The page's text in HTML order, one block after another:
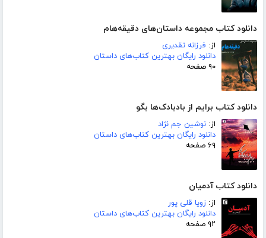
دانلود کتاب مجموعه داستان‌های دقیقه‌هام
از: فرزانه تقدیری
دانلود رایگان بهترین کتاب‌های داستان
۹۰ صفحه
دانلود کتاب برایم از بادبادک‌ها بگو
از: نوشین جم نژاد
دانلود رایگان بهترین کتاب‌های داستان
۶۹ صفحه
دانلود کتاب آدمیان
از: زویا قلی پور
دانلود رایگان بهترین کتاب‌های داستان
۹۲ صفحه